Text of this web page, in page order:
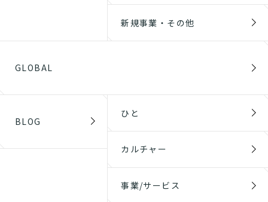
新規事業・その他
GLOBAL
BLOG
ひと
カルチャー
事業/サービス